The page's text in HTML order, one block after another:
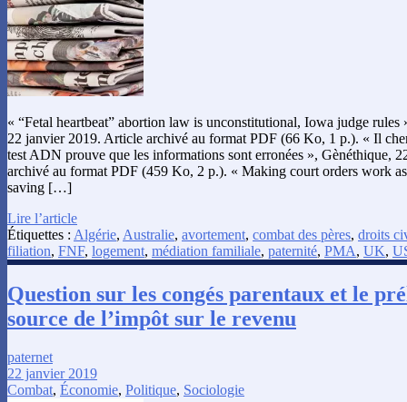
« “Fetal heartbeat” abortion law is unconstitutional, Iowa judge rules
22 janvier 2019. Article archivé au format PDF (66 Ko, 1 p.). « Il
test ADN prouve que les informations sont erronées », Gènéthique,
archivé au format PDF (459 Ko, 2 p.). « Making court orders work
saving […]
Lire l’article
Étiquettes : Algérie, Australie, avortement, combat des pères, droits
filiation, FNF, logement, médiation familiale, paternité, PMA, UK,
Question sur les congés parentaux et le
source de l’impôt sur le revenu
paternet
22 janvier 2019
Combat, Économie, Politique, Sociologie